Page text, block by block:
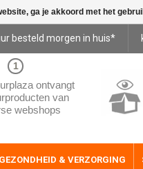
besteld morgen in huis*
1
ontvangt
van
webshops
GEZONDHEID & VERZORGING
ga je akkoord met het